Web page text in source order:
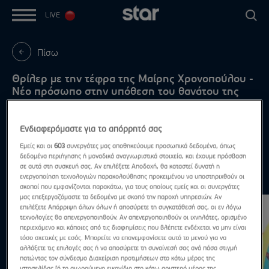
LIVE
Πίσω
Θρίλερ με την τέφρα της Μαίρης Χρονοπούλου -
Νέο πρόσωπο στην υπόθεση του θανάτου της
Highlights Δες τα όλα
Ενδιαφερόμαστε για το απόρρητό σας
Εμείς και οι603 συνεργάτες μας αποθηκεύουμε προσωπικά δεδομένα, όπως
δεδομένα περιήγησης ή μοναδικά αναγνωριστικά στοιχεία, και έχουμε πρόσβαση
σε αυτά στη συσκευή σας. Αν επιλέξετε Αποδοχή, θα καταστεί δυνατή η
ενεργοποίηση τεχνολογιών παρακολούθησης προκειμένου να υποστηριχθούν οι
σκοποί που εμφανίζονται παρακάτω, για τους οποίους εμείς και οι συνεργάτες
μας επεξεργαζόμαστε τα δεδομένα με σκοπό την παροχή υπηρεσιών. Αν
επιλέξετε Απόρριψη όλων όλων ή αποσύρετε τη συγκατάθεσή σας, οι εν λόγω
τεχνολογίες θα απενεργοποιηθούν. Αν απενεργοποιηθούν οι ιχνηλάτες, ορισμένο
περιεχόμενο και κάποιες από τις διαφημίσεις που βλέπετε ενδέχεται να μην είναι
τόσο σχετικές με εσάς. Μπορείτε να επανεμφανίσετε αυτό το μενού για να
αλλάξετε τις επιλογές σας ή να αποσύρετε τη συναίνεσή σας ανά πάσα στιγμή
πατώντας τον σύνδεσμο Διαχείριση προτιμήσεων στο κάτω μέρος της